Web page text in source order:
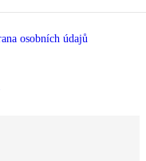
osobních údajů